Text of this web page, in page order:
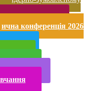
конференція 2026